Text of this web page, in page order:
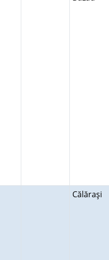
Călăraşi